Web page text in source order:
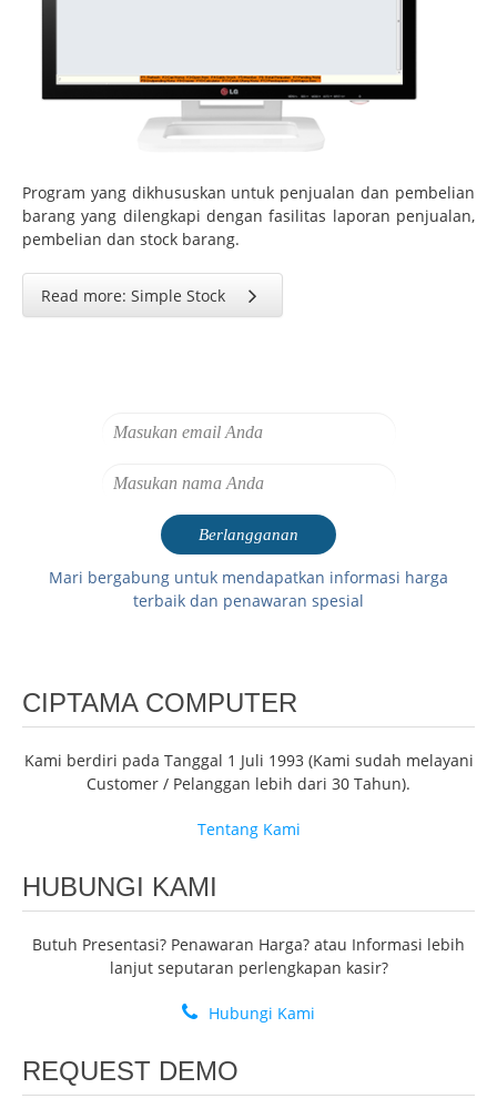
Program yang dikhususkan untuk penjualan dan pembelian
barang yang dilengkapi dengan fasilitas laporan penjualan,
pembelian dan stock barang.
Read more: Simple Stock
Mari bergabung untuk mendapatkan informasi harga
terbaik dan penawaran spesial
CIPTAMA COMPUTER
Kami berdiri pada Tanggal 1 Juli 1993 (Kami sudah melayani
Customer / Pelanggan lebih dari 30 Tahun).
Tentang Kami
HUBUNGI KAMI
Butuh Presentasi? Penawaran Harga? atau Informasi lebih
lanjut seputaran perlengkapan kasir?
Hubungi Kami
REQUEST DEMO